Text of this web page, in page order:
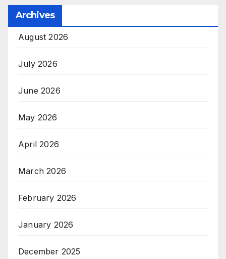
Archives
August 2026
July 2026
June 2026
May 2026
April 2026
March 2026
February 2026
January 2026
December 2025